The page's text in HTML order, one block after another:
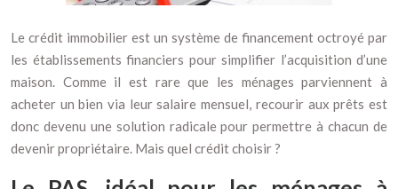
Le crédit immobilier est un système de financement octroyé par
les établissements financiers pour simplifier l’acquisition d’une
maison. Comme il est rare que les ménages parviennent à
acheter un bien via leur salaire mensuel, recourir aux prêts est
donc devenu une solution radicale pour permettre à chacun de
devenir propriétaire. Mais quel crédit choisir ?